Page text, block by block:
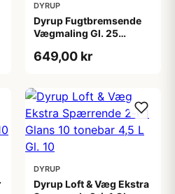
DYRUP
Dyrup Fugtbremsende
Vægmaling Gl. 25
649,00 kr
DYRUP
Dyrup Loft & Væg Ekstra